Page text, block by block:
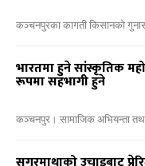
कञ्चनपुरका कागती किसानको
भारतमा हुने सांस्कृतिक
रूपमा सहभागी हुने
कञ्चनपुर। सामाजिक अभियन्ता